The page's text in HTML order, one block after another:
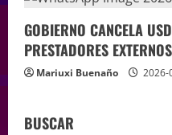
GOBIERNO CANCELA
PRESTADORES
Mariuxi Buenaño 2026-
BUSCAR